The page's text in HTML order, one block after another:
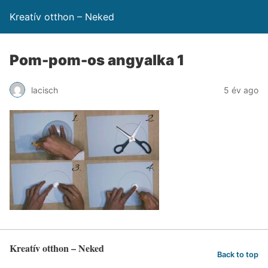
Kreatív otthon – Neked
Pom-pom-os angyalka 1
lacisch 5 év ago
Kreatív otthon – Neked Back to top